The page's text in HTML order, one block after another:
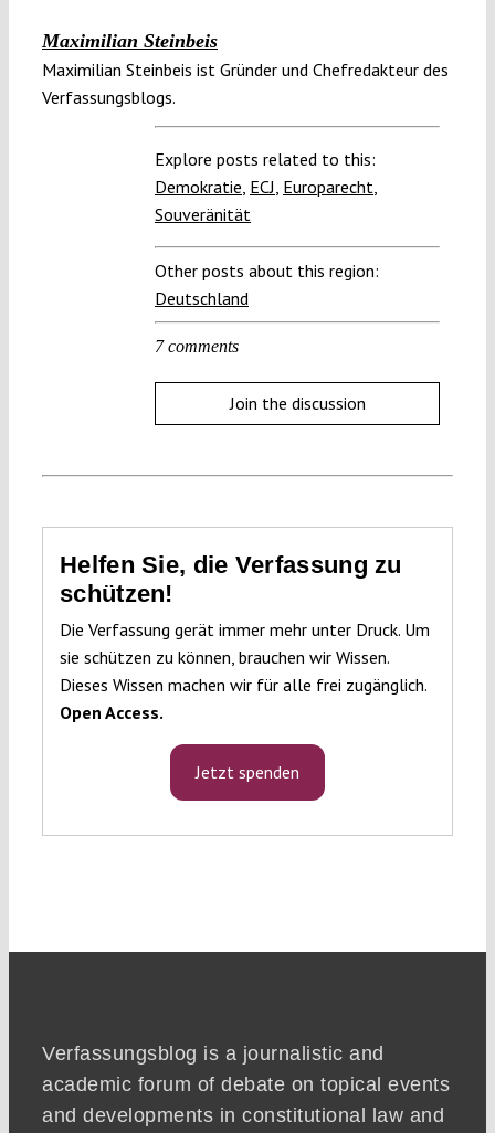
Maximilian Steinbeis
Maximilian Steinbeis ist Gründer und Chefredakteur des
Verfassungsblogs.
Explore posts related to this:
Demokratie ECJ Europarecht
Souveränität
Other posts about this region:
Deutschland
7 comments
Join the discussion
Helfen Sie, die Verfassung zu
schützen!
Die Verfassung gerät immer mehr unter Druck. Um
sie schützen zu können, brauchen wir Wissen.
Dieses Wissen machen wir für alle frei zugänglich.
Open Access.
Jetzt spenden
Verfassungsblog is a journalistic and
academic forum of debate on topical events
and developments in constitutional law and